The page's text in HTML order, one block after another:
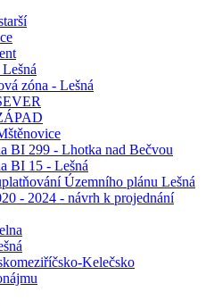
zóna - Lešná
BI 299 - Lhotka nad Bečvou
BI 15 - Lešná
Územního plánu Lešná
- 2024 - návrh k projednání
Kelečsko